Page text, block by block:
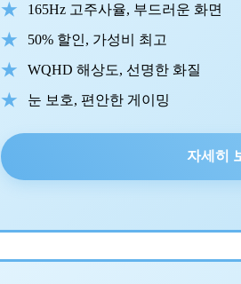
165Hz 고주사율, 부드러운 화면
50% 할인, 가성비 최고
WQHD 해상도, 선명한 화질
눈 보호, 편안한 게이밍
자세히